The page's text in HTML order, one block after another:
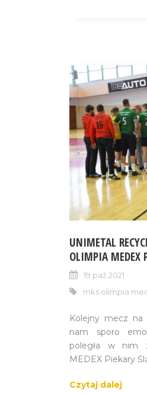
UNIMETAL
OLIMPIA MEDEX
19 paź 2021
mks olimpia
Kolejny mecz na
nam sporo
poległa w nim
MEDEX Piekary
Czytaj dalej